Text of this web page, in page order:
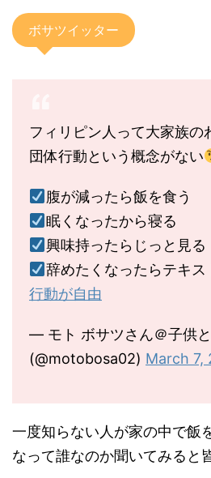
ボサツイッター
フィリピン人って大家族の
団体行動という概念がない
腹が減ったら飯を食う
眠くなったから寝る
興味持ったらじっと見る
辞めたくなったらテキス
行動が自由
— モト ボサツさん＠子供
(@motobosa02) March 7,
一度知らない人が家の中で飯
なって誰なのか聞いてみると